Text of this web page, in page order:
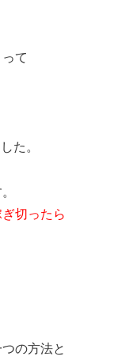
て
た。
切ったら
の方法と